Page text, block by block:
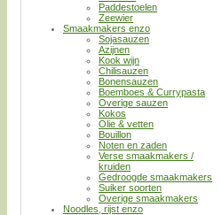
Paddestoelen
Zeewier
Smaakmakers enzo
Sojasauzen
Azijnen
Kook wijn
Chilisauzen
Bonensauzen
Boemboes & Currypasta
Overige sauzen
Kokos
Olie & vetten
Bouillon
Noten en zaden
Verse smaakmakers /
kruiden
Gedroogde smaakmakers
Suiker soorten
Overige smaakmakers
Noodles, rijst enzo